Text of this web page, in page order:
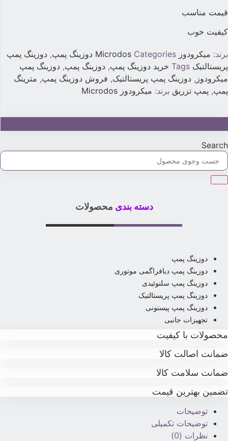
قیمت مناسب
کیفیت خوب
برند: میکرودوز Microdos Categories دوزینگ پمپ, دوزینگ پمپ
پریستالتیک Tags خرید دوزینگ پمپ, دوزینگ پمپ, دوزینگ پمپ
میکرودوز , دوزینگ پمپ پریستالتیک, فروش دوزینگ پمپ, مترینگ
پمپ, پمپ تزریق برند: میکرودوز Microdos
Search
دسته بندی محصولات
دوزینگ پمپ
دوزینگ پمپ دیافراگمی موتوری
دوزینگ پمپ سلنوئیدی
دوزینگ پمپ پریستالتیک
دوزینگ پمپ پیستونی
تجهیزات جانبی
محصولات با کیفیت
ضمانت اصالت کالا
ضمانت سلامت کالا
تضمین بهترین قیمت
توضیحات
توضیحات تکمیلی
نظرات (0)